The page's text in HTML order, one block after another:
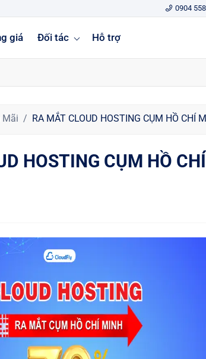
0904
giá Đối tác Hỗ trợ
Mãi RA MẮT CLOUD HOSTING CỤM HỒ CHÍ
HOSTING CỤM HỒ CHÍ